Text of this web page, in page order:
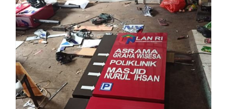
Solusi
Promosi
Outdoor
Kreasi